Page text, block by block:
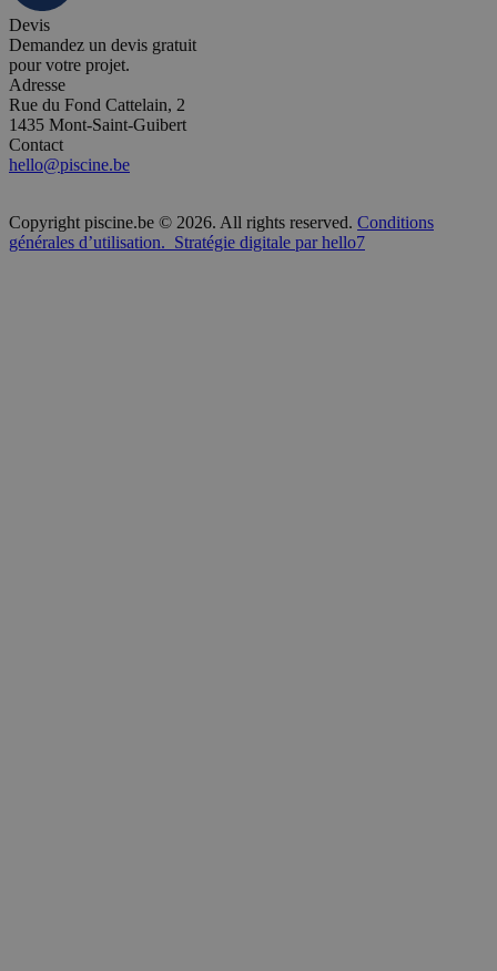
Devis
Demandez un devis gratuit
pour votre projet.
Adresse
Rue du Fond Cattelain, 2
1435 Mont-Saint-Guibert
Contact
hello@piscine.be
Copyright piscine.be © 2026. All rights reserved. Conditions
générales d’utilisation. Stratégie digitale par hello7